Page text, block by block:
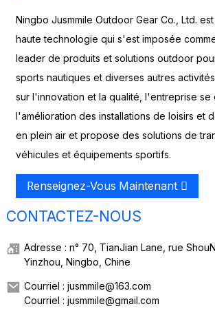
Ningbo Jusmmile Outdoor Gear Co., Ltd.
haute technologie qui s'est imposée
leader de produits et solutions outdoor
sports nautiques et diverses autres
sur l'innovation et la qualité, l'entreprise se
l'amélioration des installations de loisirs et
en plein air et propose des solutions de
véhicules et équipements sportifs.
Renseignez-Vous Maintenant
CONTACTEZ-NOUS
Adresse : n° 70, TianJian Lane, rue
Yinzhou, Ningbo, Chine
Courriel : jusmmile@163.com
Courriel : jusmmile@gmail.com